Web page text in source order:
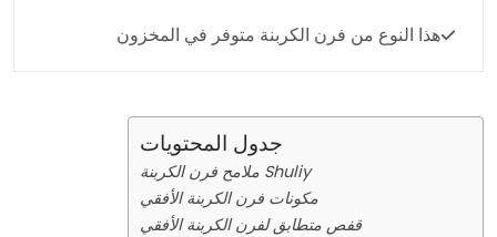
هذا النوع من فرن الكربنة متوفر في المخزون
جدول المحتويات
ملامح فرن الكربنة Shuliy
مكونات فرن الكربنة الأفقي
قفص متطابق لفرن الكربنة الأفقي